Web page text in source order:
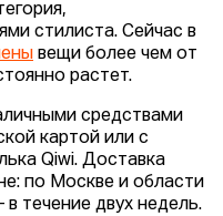
стилиста. Сейчас в
вещи более чем от
растет.
средствами
картой или с
Qiwi. Доставка
по Москве и области
в течение двух недель.